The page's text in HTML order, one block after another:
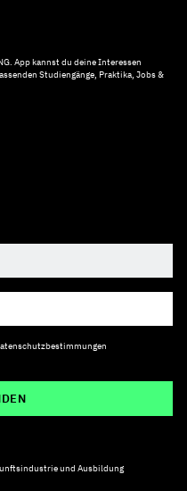
App kannst du deine Interessen
Studiengänge, Praktika, Jobs &
und Ausbildung